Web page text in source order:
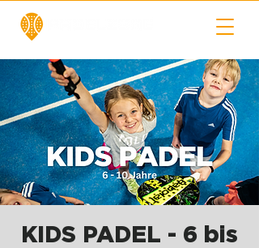
KIDS PADEL - 6 bis